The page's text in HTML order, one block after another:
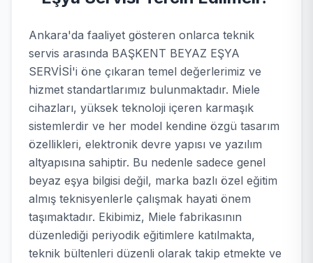
Ankara'da faaliyet gösteren onlarca teknik
servis arasında BAŞKENT BEYAZ EŞYA
SERVİSİ'i öne çıkaran temel değerlerimiz ve
hizmet standartlarımız bulunmaktadır. Miele
cihazları, yüksek teknoloji içeren karmaşık
sistemlerdir ve her model kendine özgü tasarım
özellikleri, elektronik devre yapısı ve yazılım
altyapısına sahiptir. Bu nedenle sadece genel
beyaz eşya bilgisi değil, marka bazlı özel eğitim
almış teknisyenlerle çalışmak hayati önem
taşımaktadır. Ekibimiz, Miele fabrikasının
düzenlediği periyodik eğitimlere katılmakta,
teknik bültenleri düzenli olarak takip etmekte ve